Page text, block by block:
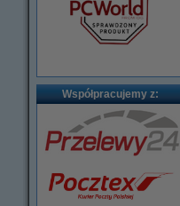
Współpracujemy z: